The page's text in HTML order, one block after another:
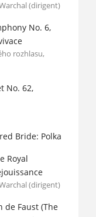
(dirigent)
No. 6,
rozhlasu,
No. 62,
Bride: Polka
Royal
(dirigent)
de Faust (The